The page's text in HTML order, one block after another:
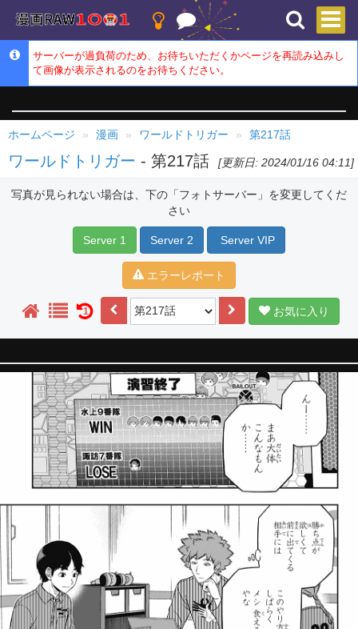
サーバーが過負荷のため、お待ちいただくかページを再読み込みし
て画像が表示されるのをお待ちください。
ホームページ 漫画 ワールドトリガー 第217話
ワールドトリガー - 第217話 [更新日: 2024/01/16 04:11]
写真が見られない場合は、下の「フォトサーバー」を変更してくだ
さい
Server 1 Server 2 Server VIP
エラーレポート
1 お気に入り